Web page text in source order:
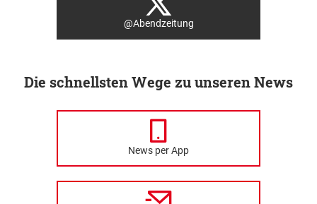
@Abendzeitung
Die schnellsten Wege zu unseren News
News per App